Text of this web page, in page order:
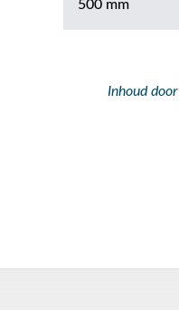
500 mm
Inhoud door